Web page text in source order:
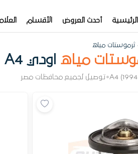
الرئيسية أحدث العروض الأقسام
ثرموستات مياه
مياه اودي A4
A4
•توصيل لجميع محافظات مصر